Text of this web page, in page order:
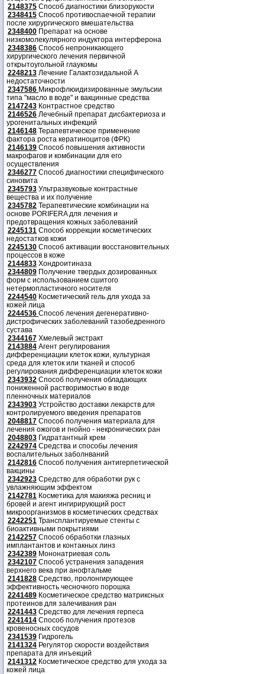
2148375 Способ диагностики близорукости
2348415 Способ противоспаечной терапии
после хирургического вмешательства
2348400 Препарат на основе
низкомолекулярного индуктора интерферона
2348386 Способ непроникающего
хирургического лечения первичной
открытоугольной глаукомы
2248213 Лечение Галактозидальной А
недостаточности
2347586 Микрофлюидизированные эмульсии
типа "масло в воде" и вакцинные средства
2147243 Контрастное средство
2146526 Лечебный препарат дисбактериоза и
урогенитальных инфекций
2146148 Терапевтическое применение
фактора роста кератиноцитов (ФРК)
2146139 Способ повышения активности
макрофагов и комбинации для его
осуществления
2346277 Способ диагностики специфического
синовита
2345793 Ультразвуковые контрастные
вещества и их получение
2345782 Терапевтические комбинации на
основе PORIFERA для лечения и
предотвращения кожных заболеваний
2245131 Способ коррекции косметических
недостатков кожи
2245130 Способ активации восстановительных
процессов в коже
2144833 Хондроитиназа
2344809 Получение твердых дозированных
форм с использованием сшитого
нетермопластичного носителя
2244540 Косметический гель для ухода за
кожей лица
2244536 Способ лечения дегенеративно-
дистрофических заболеваний тазобедренного
сустава
2344167 Хмелевый экстракт
2143884 Агент регулирования
дифференциации клеток кожи, культурная
среда для клеток или тканей и способ
регулирования дифференциации клеток кожи
2343932 Способ получения обладающих
пониженной растворимостью в воде
пленночных материалов
2343903 Устройство доставки лекарств для
контролируемого введения препаратов
2048817 Способ получения материала для
лечения ожогов и гнойно - некронических ран
2048803 Гидратантный крем
2242974 Средства и способы лечения
воспалительных заболнваний
2142816 Способ получения антигерпетической
вакцины
2342923 Средство для обработки рук с
увлажняющим эффектом
2142781 Косметика для макияжа ресниц и
бровей и агент ингирирующий рост
микроорганизмов в косметических средствах
2242251 Трансплантируемые стенты с
биоактивными покрытиями
2142257 Способ обработки глазных
имплантантов и контакных линз
2342389 Мононатриевая соль
2342107 Способ устранения западения
верхнего века при анофтальме
2141828 Средство, пролонгирующее
эффективность чесночного порошка
2241489 Косметическое средство матриксных
протеинов для залечивания ран
2241443 Средство для лечения герпеса
2241414 Способ получения протезов
кровеносных сосудов
2341539 Гидрогель
2141324 Регулятор скорости воздействия
препарата для инъекций
2141312 Косметическое средство для ухода за
кожей лица